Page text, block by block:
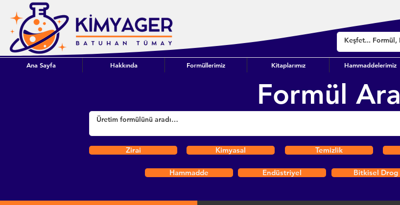
Ana Sayfa Hakkında Formüllerimiz Kitaplarımız Hammaddelerimiz
Formül Ara
Zirai Kimyasal Temizlik
Hammadde Endüstriyel Bitkisel Drog